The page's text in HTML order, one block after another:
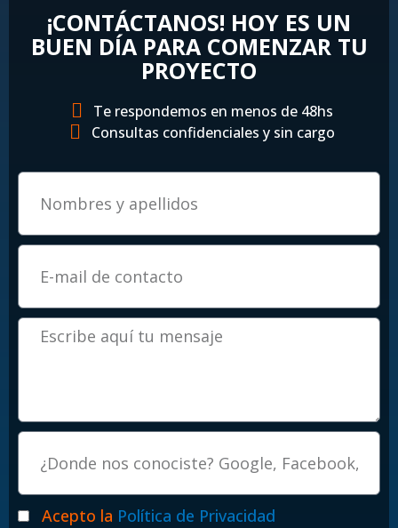
¡CONTÁCTANOS! HOY ES UN
BUEN DÍA PARA COMENZAR TU
PROYECTO
Te respondemos en menos de 48hs
Consultas confidenciales y sin cargo
Email
Mensaje
Procedencia
PoliticasAcepto la Política de Privacidad